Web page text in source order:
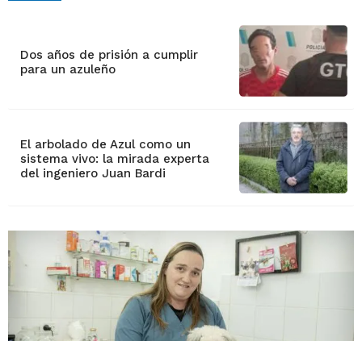
Dos años de prisión a cumplir
para un azuleño
El arbolado de Azul como un
sistema vivo: la mirada experta
del ingeniero Juan Bardi